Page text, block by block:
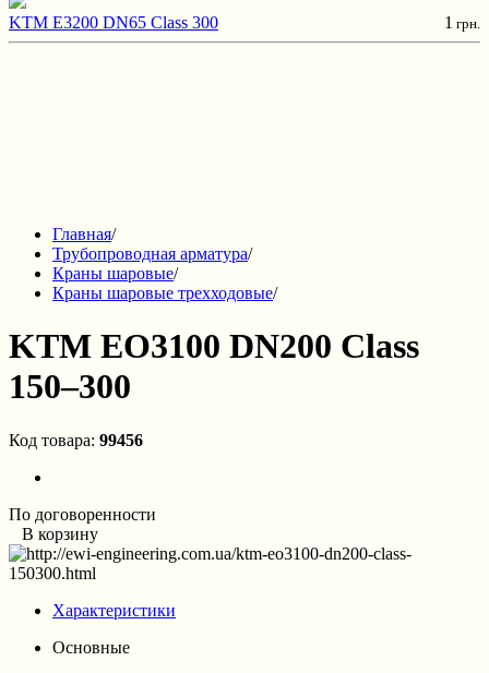
KTM E3200 DN65 Class 300 1 грн.
Главная/
Трубопроводная арматура/
Краны шаровые/
Краны шаровые трехходовые/
KTM EO3100 DN200 Class
150–300
Код товара: 99456
По договоренности
В корзину
Характеристики
Основные